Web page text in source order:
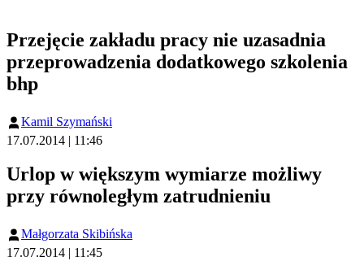
Przejęcie zakładu pracy nie uzasadnia
przeprowadzenia dodatkowego szkolenia
bhp
Kamil Szymański
17.07.2014 | 11:46
Urlop w większym wymiarze możliwy
przy równoległym zatrudnieniu
Małgorzata Skibińska
17.07.2014 | 11:45